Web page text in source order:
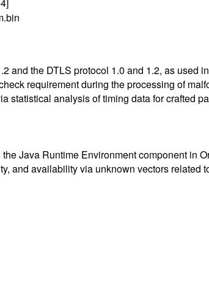
and the DTLS protocol 1.0 and 1.2, as
requirement during the processing of
statistical analysis of timing data for crafted
Java Runtime Environment component in
and availability via unknown vectors related